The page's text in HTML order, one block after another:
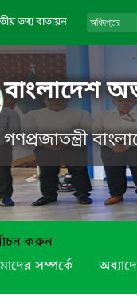
তথ্য বাতায়ন
বাংলাদেশ
গণপ্রজাতন্ত্রী
করুন
সম্পর্কে